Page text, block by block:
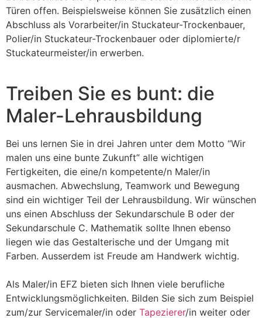
Türen offen. Beispielsweise können Sie zusätzlich einen
Abschluss als Vorarbeiter/in Stuckateur-Trockenbauer,
Polier/in Stuckateur-Trockenbauer oder diplomierte/r
Stuckateurmeister/in erwerben.
Treiben Sie es bunt: die
Maler-Lehrausbildung
Bei uns lernen Sie in drei Jahren unter dem Motto “Wir
malen uns eine bunte Zukunft” alle wichtigen
Fertigkeiten, die eine/n kompetente/n Maler/in
ausmachen. Abwechslung, Teamwork und Bewegung
sind ein wichtiger Teil der Lehrausbildung. Wir wünschen
uns einen Abschluss der Sekundarschule B oder der
Sekundarschule C. Mathematik sollte Ihnen ebenso
liegen wie das Gestalterische und der Umgang mit
Farben. Ausserdem ist Freude am Handwerk wichtig.
Als Maler/in EFZ bieten sich Ihnen viele berufliche
Entwicklungsmöglichkeiten. Bilden Sie sich zum Beispiel
zum/zur Servicemaler/in oder Tapezierer/in weiter oder